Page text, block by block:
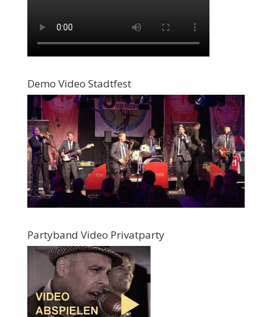
Demo Video Stadtfest
Partyband Video Privatparty